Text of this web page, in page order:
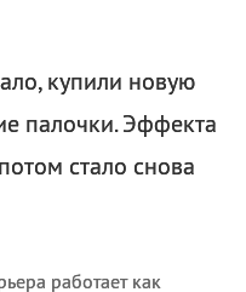
купили новую
палочки. Эффекта
стало снова
работает как